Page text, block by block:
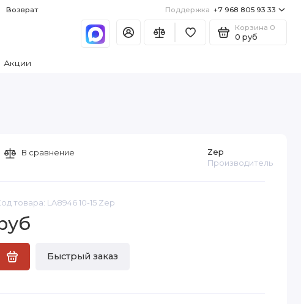
Возврат Поддержка +7 968 805 93 33
Корзина 0
0 руб
Акции
товара: LA8946 10-15 Zep
Zep
Производитель
Быстрый заказ
В сравнение